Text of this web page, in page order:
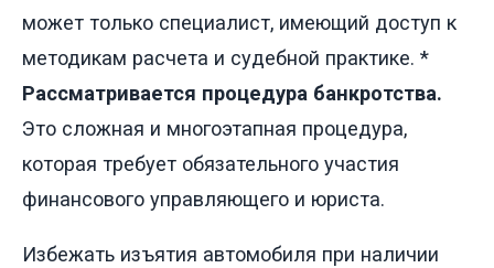
может только специалист, имеющий доступ к
методикам расчета и судебной практике. *
Рассматривается процедура банкротства.
Это сложная и многоэтапная процедура,
которая требует обязательного участия
финансового управляющего и юриста.
Избежать изъятия автомобиля при наличии